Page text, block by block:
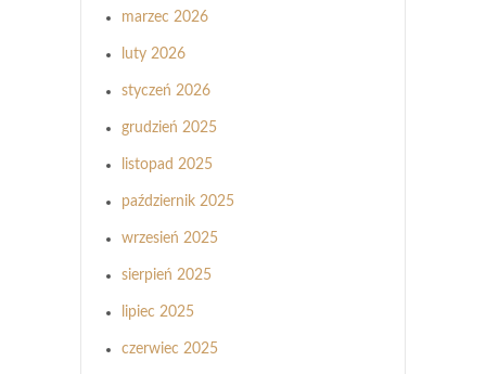
marzec 2026
luty 2026
styczeń 2026
grudzień 2025
listopad 2025
październik 2025
wrzesień 2025
sierpień 2025
lipiec 2025
czerwiec 2025